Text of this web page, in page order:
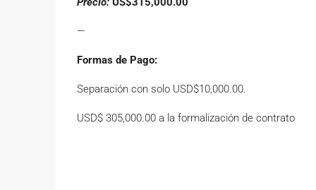
—
Formas de Pago:
Separación con solo USD$10,000.00.
USD$ 305,000.00 a la formalización de contrato